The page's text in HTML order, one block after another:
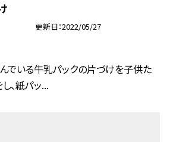
更新日 2022/05/27
でいる牛乳パックの片づけを子供た
、紙パッ...